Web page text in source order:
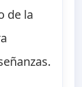
de la